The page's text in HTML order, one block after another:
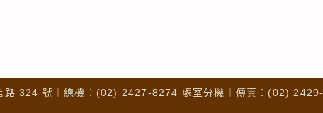
324 號｜總機：(02) 2427-8274 處室分機｜傳真：(02) 2429-